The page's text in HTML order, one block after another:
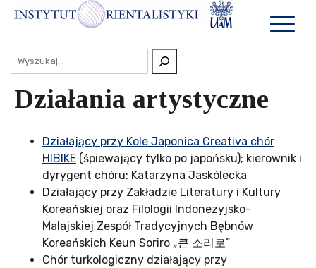
Działania artystyczne
Działający przy Kole Japonica Creativa chór
HIBIKE (śpiewający tylko po japońsku); kierownik i
dyrygent chóru: Katarzyna Jaskólecka
Działający przy Zakładzie Literatury i Kultury
Koreańskiej oraz Filologii Indonezyjsko-
Malajskiej Zespół Tradycyjnych Bębnów
Koreańskich Keun Soriro „큰 소리로”
Chór turkologiczny działający przy